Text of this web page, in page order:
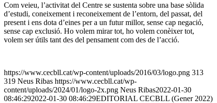
Com veieu, l’activitat del Centre se sustenta sobre una base sòlida
d’estudi, coneixement i reconeixement de l’entorn, del passat, del
present i ens dota d’eines per a un futur millor, sense cap negació,
sense cap exclusió. Ho volem mirar tot, ho volem conèixer tot,
volem ser útils tant des del pensament com des de l’acció.
https://www.cecbll.cat/wp-content/uploads/2016/03/logo.png 313
319 Neus Ribas https://www.cecbll.cat/wp-
content/uploads/2024/01/logo-2x.png Neus Ribas2022-01-30
08:46:292022-01-30 08:46:29EDITORIAL CECBLL (Gener 2022)